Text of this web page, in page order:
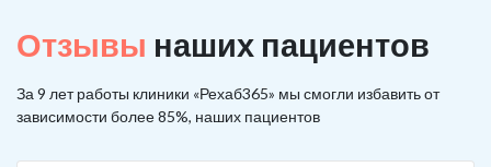
Отзывы наших пациентов
За 9 лет работы клиники «Рехаб365» мы смогли избавить от
зависимости более 85%, наших пациентов